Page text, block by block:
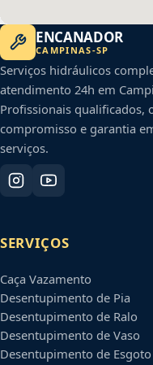
ENCANADOR
CAMPINAS-SP
Serviços hidráulicos
atendimento 24h em
Profissionais qualificados,
compromisso e garantia
serviços.
SERVIÇOS
Caça Vazamento
Desentupimento de Pia
Desentupimento de Ralo
Desentupimento de Vaso
Desentupimento de Esgoto